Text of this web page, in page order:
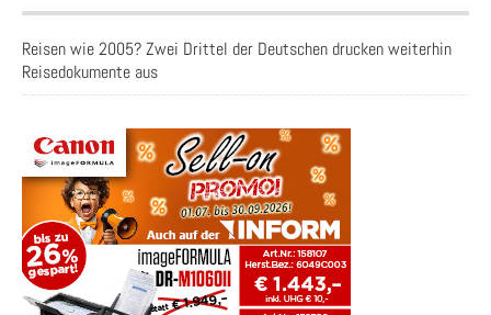
Reisen wie 2005? Zwei Drittel der Deutschen drucken weiterhin
Reisedokumente aus